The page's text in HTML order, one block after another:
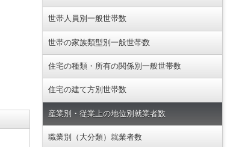
世帯人員別一般世帯数
世帯の家族類型別一般世帯数
住宅の種類・所有の関係別一般世帯数
住宅の建て方別世帯数
産業別・従業上の地位別就業者数
職業別（大分類）就業者数